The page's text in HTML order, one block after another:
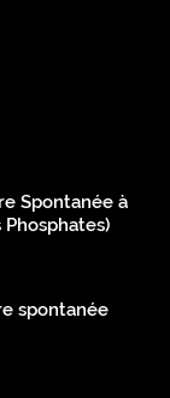
Spontanée à
Phosphates)
spontanée